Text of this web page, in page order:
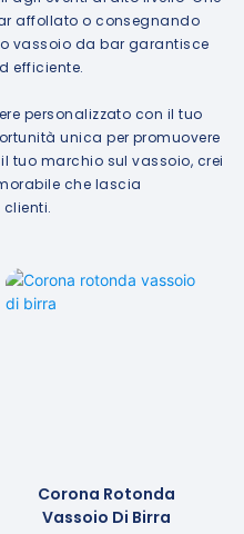
affollato o consegnando
vassoio da bar garantisce
efficiente.
personalizzato con il tuo
unica per promuovere
tuo marchio sul vassoio, crei
che lascia
Corona Rotonda
Vassoio Di Birra